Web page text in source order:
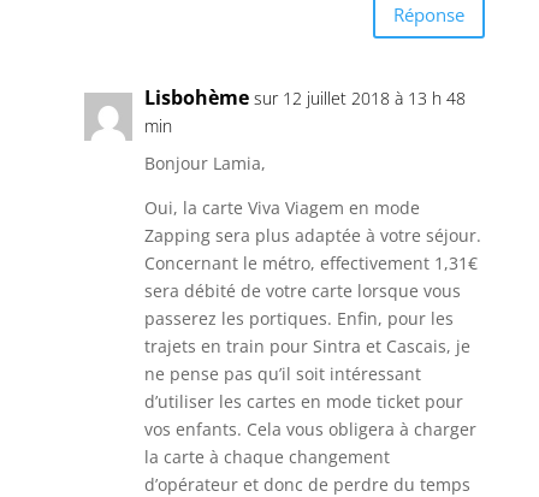
Réponse
Lisbohème sur 12 juillet 2018 à 13 h 48
min
Bonjour Lamia,
Oui, la carte Viva Viagem en mode
Zapping sera plus adaptée à votre séjour.
Concernant le métro, effectivement 1,31€
sera débité de votre carte lorsque vous
passerez les portiques. Enfin, pour les
trajets en train pour Sintra et Cascais, je
ne pense pas qu’il soit intéressant
d’utiliser les cartes en mode ticket pour
vos enfants. Cela vous obligera à charger
la carte à chaque changement
d’opérateur et donc de perdre du temps